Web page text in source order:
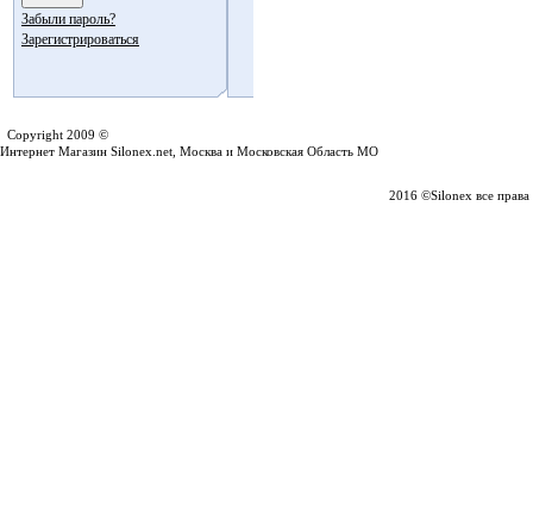
Забыли пароль?
Зарегистрироваться
Copyright 2009 ©
Интернет Магазин Silonex.net, Москва и Московская Область МО
2016 ©Silonex все